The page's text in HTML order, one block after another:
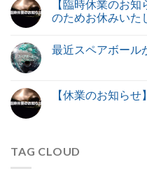
【臨時休業のお
のためお休みいた
最近スペアボール
【休業のお知ら
TAG CLOUD